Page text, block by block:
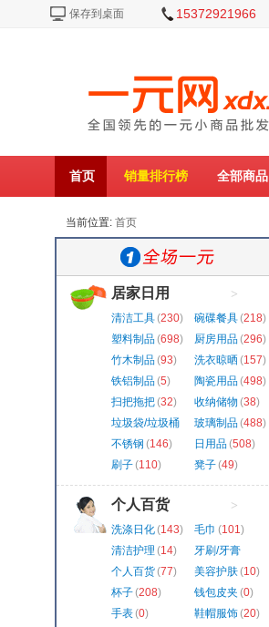
保存到桌面 15372921966
首页 销量排行榜 全部商品
当前位置: 首页
>
居家日用
清洁工具(230) 碗碟餐具(218)
塑料制品(698) 厨房用品(296)
竹木制品(93) 洗衣晾晒 (157)
铁铝制品(5) 陶瓷用品(498)
扫把拖把(32) 收纳储物 (38)
垃圾袋/垃圾桶
(324)
玻璃制品(488)
不锈钢 (146) 日用品(508)
刷子(110) 凳子(49)
>
个人百货
洗涤日化(143) 毛巾 (101)
清洁护理 (14)
牙刷/牙膏
(130)
个人百货(77) 美容护肤(10)
杯子(208) 钱包皮夹 (0)
手表(0) 鞋帽服饰(20)